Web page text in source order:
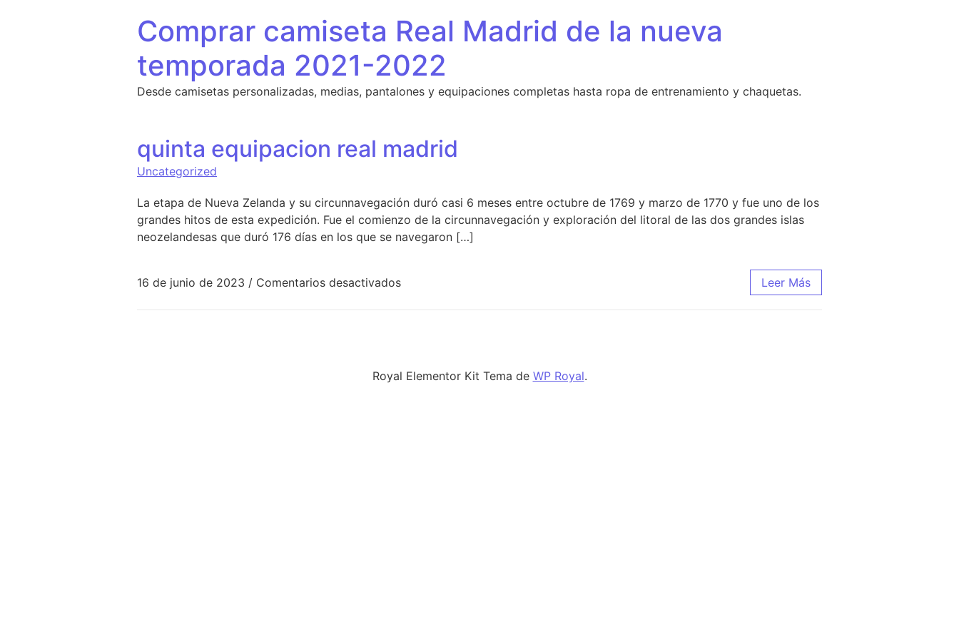
Comprar camiseta Real Madrid de la nueva
temporada 2021-2022
Desde camisetas personalizadas, medias, pantalones y equipaciones completas hasta ropa de entrenamiento y chaquetas.
quinta equipacion real madrid
Uncategorized
La etapa de Nueva Zelanda y su circunnavegación duró casi 6 meses entre octubre de 1769 y marzo de 1770 y fue uno de los
grandes hitos de esta expedición. Fue el comienzo de la circunnavegación y exploración del litoral de las dos grandes islas
neozelandesas que duró 176 días en los que se navegaron […]
16 de junio de 2023 / Comentarios desactivadosen quinta equipacion real madrid Leer Más
Royal Elementor Kit Tema de WP Royal.